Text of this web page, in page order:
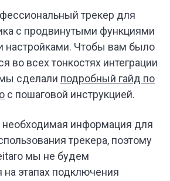
трекер для
с продвинутыми функциями
настройками. Чтобы вам было
во всех тонкостях интеграции
сделали подробный гайд по
с пошаговой инструкцией.
необходимая информация для
трекера, поэтому
мы не будем
на этапах подключения